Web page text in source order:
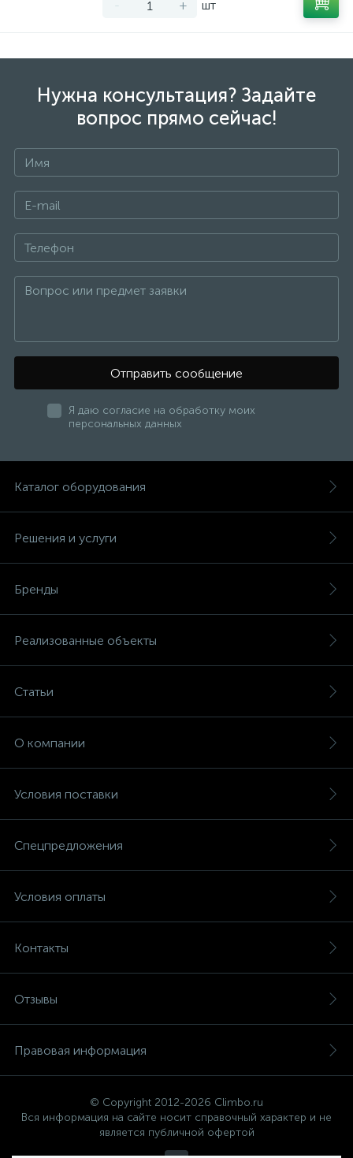
- + шт
Нужна консультация? Задайте
вопрос прямо сейчас!
Отправить сообщение
Я даю согласие на обработку моих
персональных данных
Каталог оборудования
Решения и услуги
Бренды
Реализованные объекты
Статьи
О компании
Условия поставки
Спецпредложения
Условия оплаты
Контакты
Отзывы
Правовая информация
© Copyright 2012-2026 Climbo.ru
Вся информация на сайте носит справочный характер и не
является публичной офертой